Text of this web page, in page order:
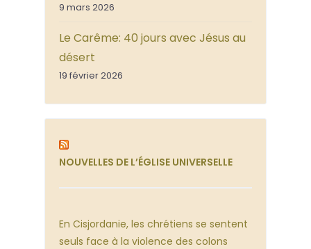
9 mars 2026
Le Carême: 40 jours avec Jésus au
désert
19 février 2026
NOUVELLES DE L’ÉGLISE UNIVERSELLE
En Cisjordanie, les chrétiens se sentent
seuls face à la violence des colons